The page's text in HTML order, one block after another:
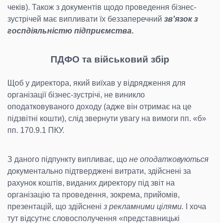
чеків). Також з документів щодо проведення бізнес-
зустрічей має випливати їх беззаперечний зв'язок з
госпдіяльністю підприємства.
ПДФО та військовий збір
Щоб у директора, який виїхав у відрядження для
організації бізнес-зустрічі, не виникло
оподатковуваного доходу (адже він отримає на це
підзвітні кошти), слід звернути увагу на вимоги пп. «б»
пп. 170.9.1 ПКУ.
З даного підпункту випливає, що не оподатковуються
документально підтверджені витрати, здійснені за
рахунок коштів, виданих директору під звіт на
організацію та проведення, зокрема, прийомів,
презентацій, що здійснені з рекламними цілями. І хоча
тут відсутнє словосполучення «представницькі